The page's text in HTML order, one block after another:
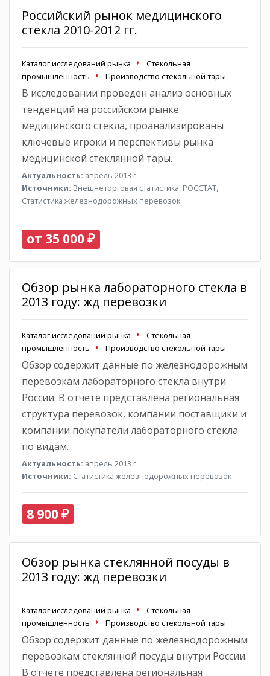
Российский рынок медицинского
стекла 2010-2012 гг.
Каталог исследований рынка
Стекольная
промышленность
Производство стекольной тары
В исследовании проведен анализ основных
тенденций на российском рынке
медицинского стекла, проанализированы
ключевые игроки и перспективы рынка
медицинской стеклянной тары.
Актуальность: апрель 2013 г.
Источники: Внешнеторговая статистика, РОССТАТ,
Статистика железнодорожных перевозок
от 35 000 ₽
Обзор рынка лабораторного стекла в
2013 году: жд перевозки
Каталог исследований рынка
Стекольная
промышленность
Производство стекольной тары
Обзор содержит данные по железнодорожным
перевозкам лабораторного стекла внутри
России. В отчете представлена региональная
структура перевозок, компании поставщики и
компании покупатели лабораторного стекла
по видам.
Актуальность: апрель 2013 г.
Источники: Статистика железнодорожных перевозок
8 900 ₽
Обзор рынка стеклянной посуды в
2013 году: жд перевозки
Каталог исследований рынка
Стекольная
промышленность
Производство стекольной тары
Обзор содержит данные по железнодорожным
перевозкам стеклянной посуды внутри России.
В отчете представлена региональная